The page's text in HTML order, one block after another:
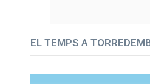
EL TEMPS A